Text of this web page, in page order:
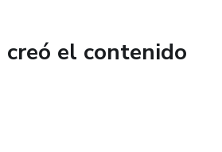
el contenido